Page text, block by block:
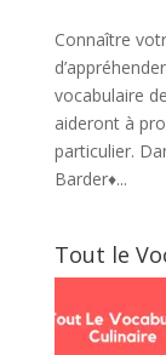
Connaître
vocabulaire
aideront à
particulier.
Barder♦...
Tout le